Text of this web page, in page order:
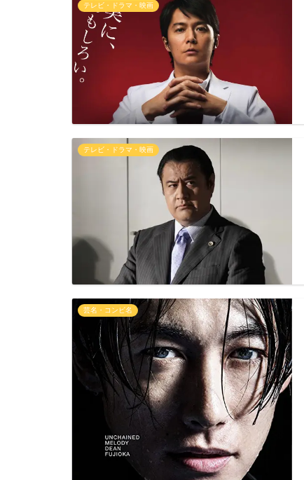
テレビ・ドラマ・映画
テレビ・ドラマ・映画
芸名・コンビ名